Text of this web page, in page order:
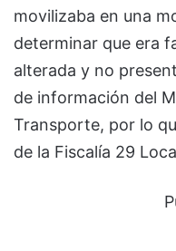
movilizaba en una
determinar que era
alterada y no
de información del
Transporte, por lo
de la Fiscalía 29